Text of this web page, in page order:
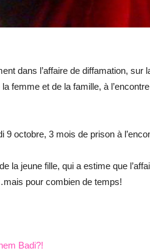
dans l’affaire de diffamation, sur
femme et de la famille, à
9 octobre, 3 mois de prison à
la jeune fille, qui a estime que
pour combien de temps!
Badi?!